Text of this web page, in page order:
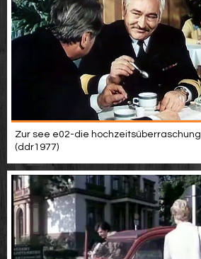
Zur see e02-die hochzeitsüberraschung
(ddr1977)